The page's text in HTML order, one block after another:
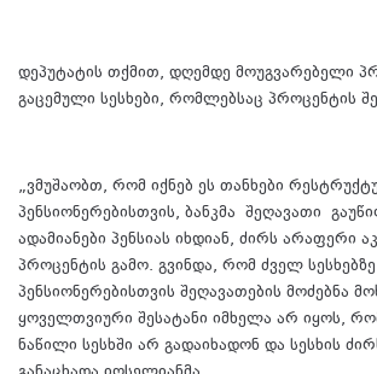
დეპუტატის თქმით, დღემდე მოუგვარებელი
გაცემული სესხები, რომლებსაც პროცენტის
„ვმუშაობთ, რომ იქნებ ეს თანხები
პენსიონერებისთვის, ბანკმა შეღავათი
ადამიანები პენსიას იხდიან, ძირს არაფერი
პროცენტის გამო. გვინდა, რომ ძველ სესხებზე
პენსიონერებისთვის შეღავათების მოძებნა
ყოველთვიური შესატანი იმხელა არ იყოს,
ნაწილი სესხში არ გადაიხადონ და სესხის